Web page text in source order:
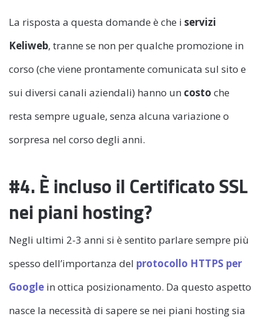
La risposta a questa domande è che i servizi
Keliweb, tranne se non per qualche promozione in
corso (che viene prontamente comunicata sul sito e
sui diversi canali aziendali) hanno un costo che
resta sempre uguale, senza alcuna variazione o
sorpresa nel corso degli anni.
#4. È incluso il Certificato SSL
nei piani hosting?
Negli ultimi 2-3 anni si è sentito parlare sempre più
spesso dell’importanza del protocollo HTTPS per
Google in ottica posizionamento. Da questo aspetto
nasce la necessità di sapere se nei piani hosting sia